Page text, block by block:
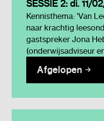
SESSIE 2: di. 11/
Kennisthema: 'Van
naar krachtig
gastspreker Jona
(onderwijsadviseur
Afgelopen